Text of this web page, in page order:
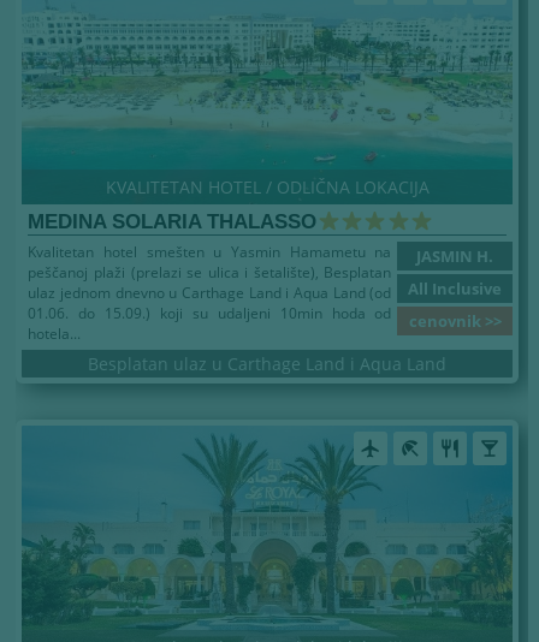
KVALITETAN HOTEL / ODLIČNA LOKACIJA
MEDINA SOLARIA THALASSO
JASMIN H.
All Inclusive
cenovnik >>
Kvalitetan hotel smešten u Yasmin Hamametu na
peščanoj plaži (prelazi se ulica i šetalište), Besplatan
ulaz jednom dnevno u Carthage Land i Aqua Land (od
01.06. do 15.09.) koji su udaljeni 10min hoda od
hotela...
Besplatan ulaz u Carthage Land i Aqua Land
airplanemode_active beach_access restaurant local_bar